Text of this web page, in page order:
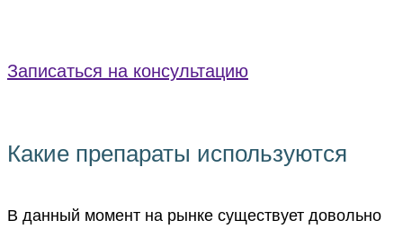
Записаться на консультацию
Какие препараты используются
В данный момент на рынке существует довольно